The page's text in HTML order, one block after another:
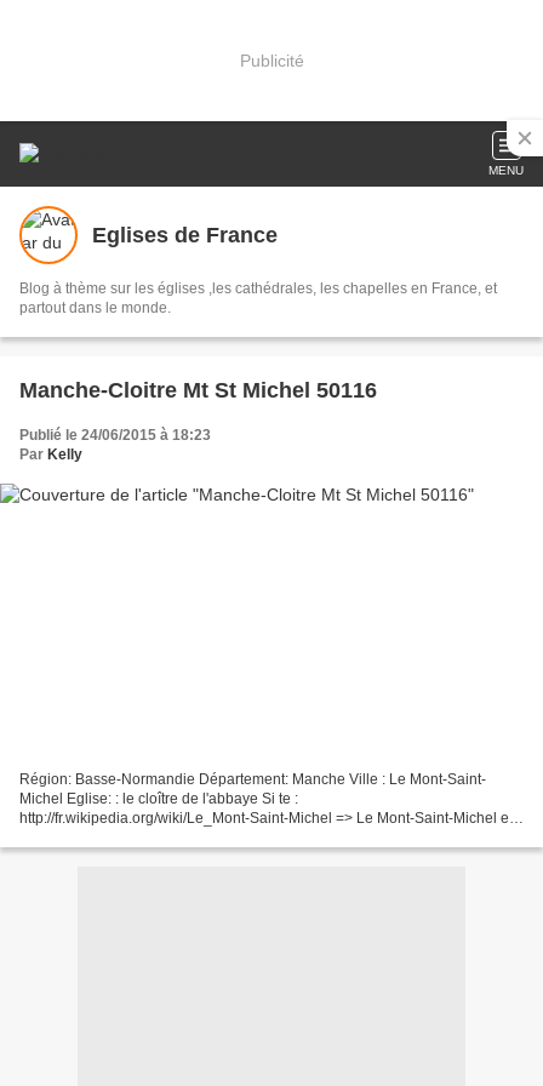
Publicité
MENU
Eglises de France
Blog à thème sur les églises ,les cathédrales, les chapelles en France, et
partout dans le monde.
Manche-Cloitre Mt St Michel 50116
Publié le 24/06/2015 à 18:23
Par Kelly
Région: Basse-Normandie Département: Manche Ville : Le Mont-Saint-
Michel Eglise: : le cloître de l'abbaye Si te :
http://fr.wikipedia.org/wiki/Le_Mont-Saint-Michel => Le Mont-Saint-Michel est